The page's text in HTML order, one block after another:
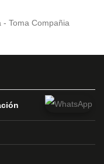
Toma Compañia